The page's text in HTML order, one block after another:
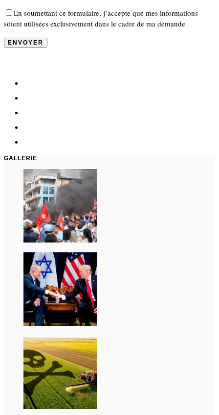
En soumettant ce formulaire, j’accepte que mes informations
soient utilisées exclusivement dans le cadre de ma demande
GALLERIE